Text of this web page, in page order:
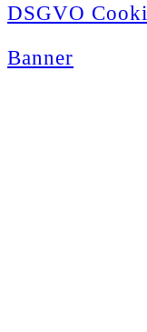
DSGVO
Banner